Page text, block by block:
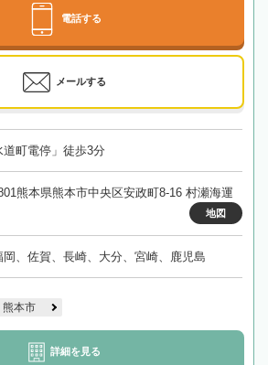
電話する
メールする
道町電停」徒歩3分
熊本県熊本市中央区安政町8-16 村瀬海運
地図
岡、佐賀、長崎、大分、宮崎、鹿児島
熊本市
詳細を見る